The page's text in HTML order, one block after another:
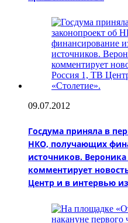
09.07.2012
Госдума приняла в
НКО, получающих
источников.
комментирует
Центр и в интервью